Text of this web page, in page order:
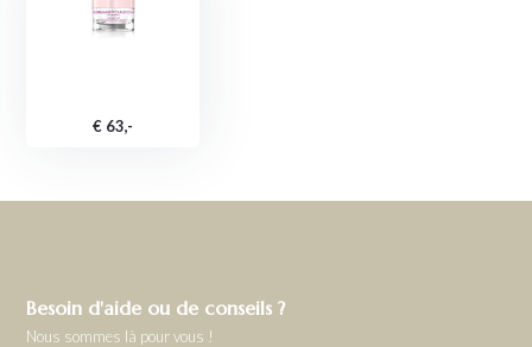
€ 63,-
Besoin d'aide ou de conseils ?
Nous sommes là pour vous !